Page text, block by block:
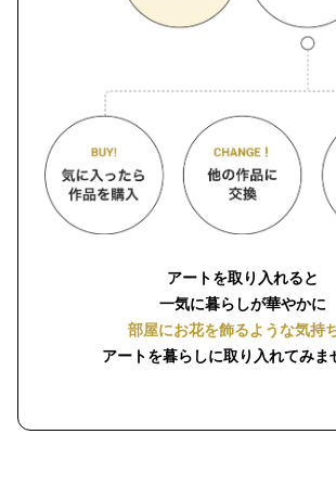
アートを取り入れると
一気に暮らしが華やかに
部屋にお花を飾るような気持
アートを暮らしに取り入れてみま